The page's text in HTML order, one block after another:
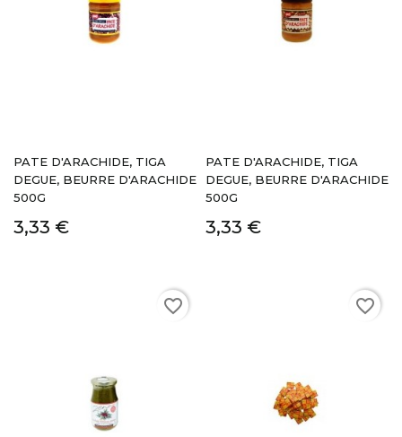
PATE D'ARACHIDE, TIGA
DEGUE, BEURRE D'ARACHIDE
500G
3,33 €
PATE D'ARACHIDE, TIGA
DEGUE, BEURRE D'ARACHIDE
500G
3,33 €
favorite_border favorite_border